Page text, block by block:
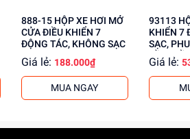
giá sỉ hấp dẫn cho khách buôn.
biết thêm thông tin về mua sỉ đồ
888-15 HỘP XE HƠI MỞ
CỬA ĐIỀU KHIỂN 7
ĐỘNG TÁC, KHÔNG SẠC
Giá lẻ: 188.000₫
MUA NGAY
93113 HỘP XE ĐUA ĐIỀU
KHIỂN 7
SẠC,
CẦM
Giá lẻ: